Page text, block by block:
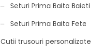
Seturi Prima Baita Baieti
Seturi Prima Baita Fete
Cutii trusouri personalizate